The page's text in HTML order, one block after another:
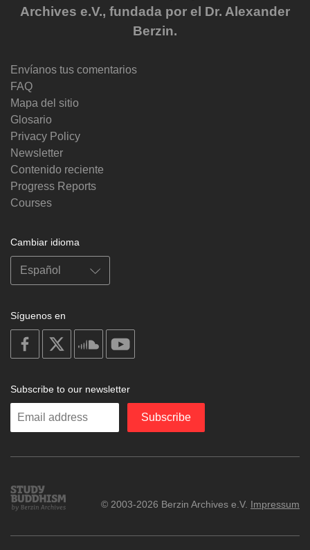
Archives e.V., fundada por el Dr. Alexander
Berzin.
Envíanos tus comentarios
FAQ
Mapa del sitio
Glosario
Privacy Policy
Newsletter
Contenido reciente
Progress Reports
Courses
Cambiar idioma
Síguenos en
on
facebook
soundcloud
Subscribe to our newsletter
Enter
Subscribe
Study
Buddhism
© 2003-2026 Berzin Archives e.V. Impressum